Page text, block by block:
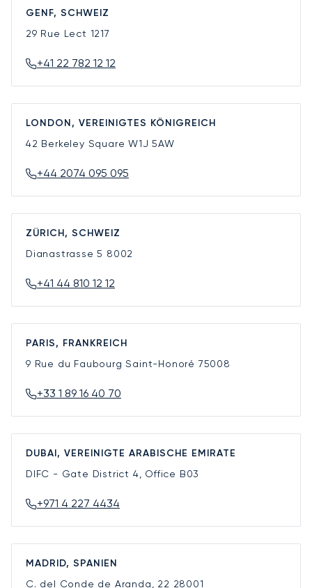
GENF, SCHWEIZ
29 Rue Lect 1217
+41 22 782 12 12
LONDON, VEREINIGTES KÖNIGREICH
42 Berkeley SquareW1J 5AW
+44 2074 095 095
ZÜRICH, SCHWEIZ
Dianastrasse 5 8002
+41 44 810 12 12
PARIS, FRANKREICH
9 Rue du Faubourg Saint-Honoré 75008
+33 1 89 16 40 70
DUBAI, VEREINIGTE ARABISCHE EMIRATE
DIFC - Gate District 4, Office B03
+971 4 227 4434
MADRID, SPANIEN
C. del Conde de Aranda, 22 28001